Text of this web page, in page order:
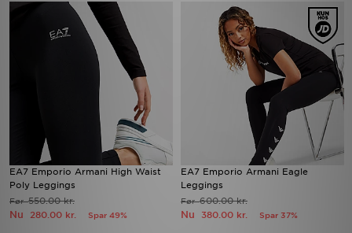
EA7 Emporio Armani High Waist
Poly Leggings
Før550.00 kr.
Nu 280.00 kr. Spar 49%
EA7 Emporio Armani Eagle
Leggings
Før600.00 kr.
Nu 380.00 kr. Spar 37%